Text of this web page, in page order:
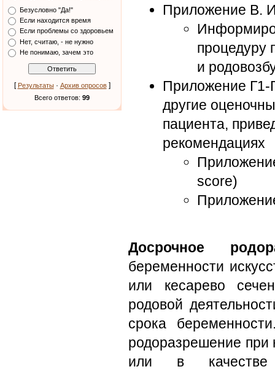
Безусловно "Да!"
Если находится время
Если проблемы со здоровьем
Нет, считаю, - не нужно
Не понимаю, зачем это
[ Результаты· Архив опросов]
Всего ответов: 99
Приложение В.
процедуру
и
Приложение Г1-
другие
пациента,
рекомендациях
score)
Досрочное
беременности
или кесарево
родовой
срока
родоразрешение при
или в качестве